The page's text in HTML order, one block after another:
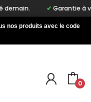
Garantie à
nos produits avec le code
0